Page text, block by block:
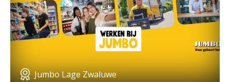
Jumbo Lage Zwaluwe